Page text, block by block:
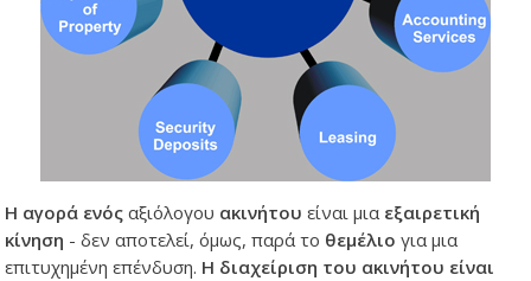
Η αγορά ενός αξιόλογου ακινήτου είναι μια εξαιρετική
κίνηση - δεν αποτελεί, όμως, παρά το θεμέλιο για μια
επιτυχημένη επένδυση. Η διαχείριση του ακινήτου είναι